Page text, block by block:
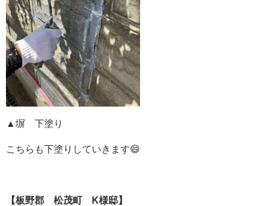
▲塀 下塗り
こちらも下塗りしていきます😄
【板野郡 松茂町 K様邸】